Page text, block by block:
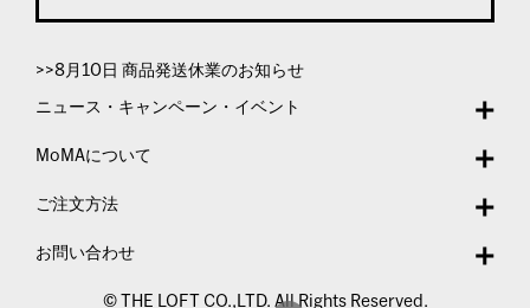
>>8月10日 商品発送休業のお知らせ
ニュース・キャンペーン・イベント
MoMAについて
ご注文方法
お問い合わせ
© THE LOFT CO.,LTD. All Rights Reserved.